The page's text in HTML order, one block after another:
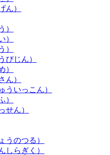
ん）
）
）
）
びじん）
）
ん）
ういっこん）
）
せん）
うのつる）
しらぎく）